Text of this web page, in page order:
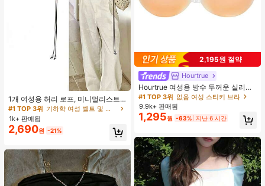
1개 여성용 허리 로프, 미니멀리스트
보헤미안 패션 매듭 허리 벨트, 드레
스, 캐주얼 팬츠와 함께 일상 착용에
적합한 장식용 허리 액세서리
거의 매진!
#1 TOP 3위
기하학 여성 벨트 및 벨트 액세서리
거의 매진!
#1 TOP 3위
기하학 여성 벨트 및 벨트 액세서리
거의 매진!
#1 TOP 3위
1k+ 판매됨
2,690원 -21%
2,195원 절약
Hourtrue
Hourtrue 여성용 방수 두꺼운 실리콘
가슴 페탈, 작은 가슴 리프트업 & 푸시
인용, 웨딩 촬영 및 들러리용
#1 TOP 3위 없음 여성 스티키 브라
9.9k+ 판매됨
1,295원 -63% 지난 6 시간